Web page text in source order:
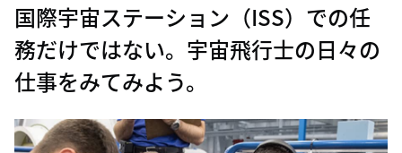
国際宇宙ステーション（ISS）での任
務だけではない。 宇宙飛行士の日々の
仕事をみてみよう。